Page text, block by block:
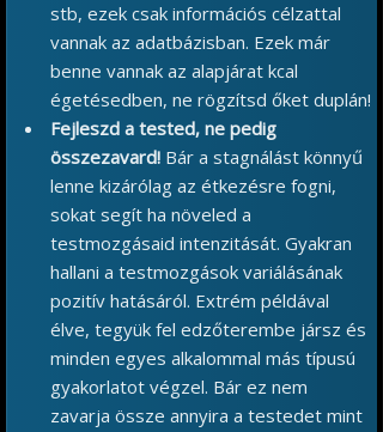
stb, ezek csak információs célzattal
vannak az adatbázisban. Ezek már
benne vannak az alapjárat kcal
égetésedben, ne rögzítsd őket duplán!
Fejleszd a tested, ne pedig
összezavard! Bár a stagnálást könnyű
lenne kizárólag az étkezésre fogni,
sokat segít ha növeled a
testmozgásaid intenzitását. Gyakran
hallani a testmozgások variálásának
pozitív hatásáról. Extrém példával
élve, tegyük fel edzőterembe jársz és
minden egyes alkalommal más típusú
gyakorlatot végzel. Bár ez nem
zavarja össze annyira a testedet mint